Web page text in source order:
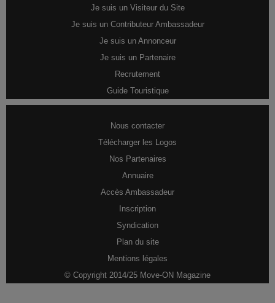
Je suis un Visiteur du Site
Je suis un Contributeur Ambassadeur
Je suis un Annonceur
Je suis un Partenaire
Recrutement
Guide Touristique
Nous contacter
Télécharger les Logos
Nos Partenaires
Annuaire
Accès Ambassadeur
Inscription
Syndication
Plan du site
Mentions légales
© Copyright 2014/25 Move-ON Magazine